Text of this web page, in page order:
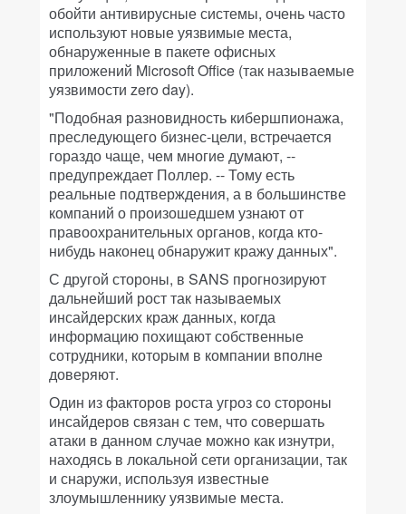
обойти антивирусные системы, очень часто
используют новые уязвимые места,
обнаруженные в пакете офисных
приложений Microsoft Office (так называемые
уязвимости zero day).
"Подобная разновидность кибершпионажа,
преследующего бизнес-цели, встречается
гораздо чаще, чем многие думают, --
предупреждает Поллер. -- Тому есть
реальные подтверждения, а в большинстве
компаний о произошедшем узнают от
правоохранительных органов, когда кто-
нибудь наконец обнаружит кражу данных".
С другой стороны, в SANS прогнозируют
дальнейший рост так называемых
инсайдерских краж данных, когда
информацию похищают собственные
сотрудники, которым в компании вполне
доверяют.
Один из факторов роста угроз со стороны
инсайдеров связан с тем, что совершать
атаки в данном случае можно как изнутри,
находясь в локальной сети организации, так
и снаружи, используя известные
злоумышленнику уязвимые места.